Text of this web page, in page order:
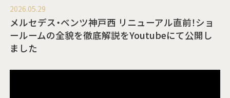
2026.05.29
メルセデス・ベンツ神戸西 リニューアル直前！ショ
ールームの全貌を徹底解説をYoutubeにて公開し
ました